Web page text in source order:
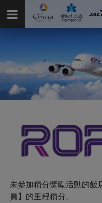
未參加積分獎勵活動的飯
員】的里程積分。